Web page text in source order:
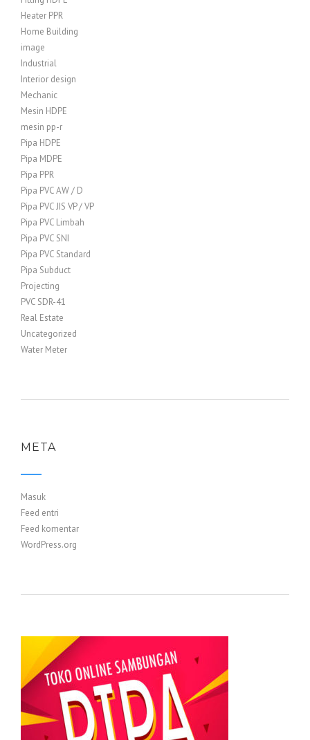
Heater PPR
Home Building
image
Industrial
Interior design
Mechanic
Mesin HDPE
mesin pp-r
Pipa HDPE
Pipa MDPE
Pipa PPR
Pipa PVC AW / D
Pipa PVC JIS VP / VP
Pipa PVC Limbah
Pipa PVC SNI
Pipa PVC Standard
Pipa Subduct
Projecting
PVC SDR-41
Real Estate
Uncategorized
Water Meter
META
Masuk
Feed entri
Feed komentar
WordPress.org